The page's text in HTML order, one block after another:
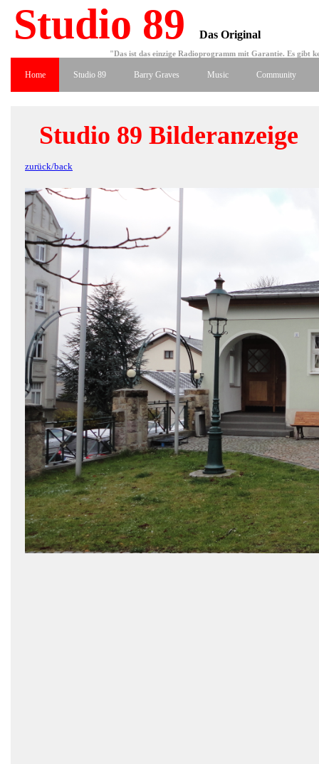
Studio 89 Das Original
"Das ist das einzige Radioprogramm mit Garantie. Es gibt
Home Studio 89 Barry Graves Music Community
Studio 89 Bilderanzeige
zurück/back